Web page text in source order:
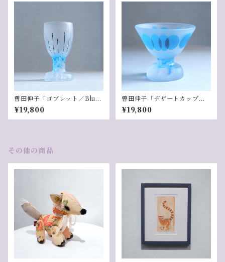
曽田伸子「ゴブレット／Blu
e」-5
¥19,800
曽田伸子「デザートカップ／B
lue」-1
¥19,800
その他の商品